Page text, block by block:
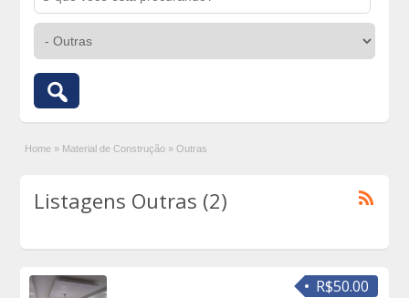
Home » Material de Construção » Outras
Listagens Outras (2)
R$50.00